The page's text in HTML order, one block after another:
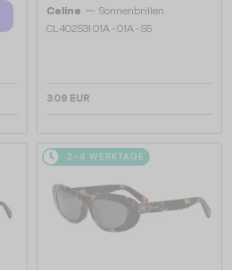
Celine — Sonnenbrillen
CL40253I 01A - 01A - 55
309 EUR
2-4 WERKTAGE